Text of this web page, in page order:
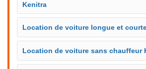
Kenitra
Location de voiture longue et
Location de voiture sans chauffeur